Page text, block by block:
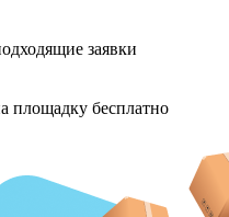
заявки
площадку бесплатно